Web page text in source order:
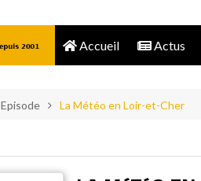
Accueil Actus
Episode La Météo en Loir-et-Cher